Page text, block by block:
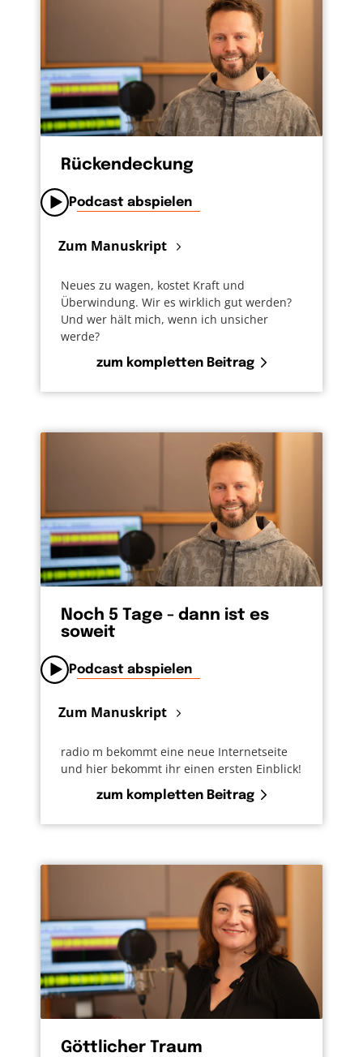
Rückendeckung
Podcast abspielen
Zum Manuskript
Neues zu wagen, kostet Kraft und
Überwindung. Wir es wirklich gut werden?
Und wer hält mich, wenn ich unsicher
werde?
zum kompletten Beitrag
Noch 5 Tage - dann ist es
soweit
Podcast abspielen
Zum Manuskript
radio m bekommt eine neue Internetseite
und hier bekommt ihr einen ersten Einblick!
zum kompletten Beitrag
Göttlicher Traum